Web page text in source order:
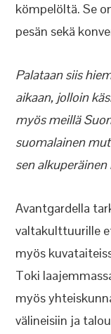
kömpelöltä. Se
pesän sekä
Palataan siis
aikaan, jolloin
myös meillä
suomalainen
sen
Avantgardella
valtakulttuurille
myös
Toki
myös
välineisiin ja